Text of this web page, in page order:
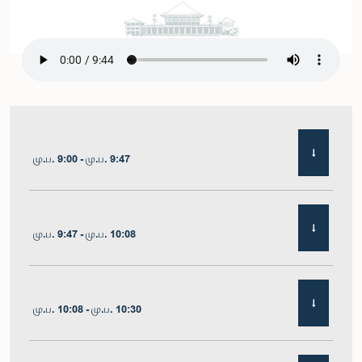
மு.ப. 9:00 - மு.ப. 9:47
மு.ப. 9:47 - மு.ப. 10:08
மு.ப. 10:08 - மு.ப. 10:30